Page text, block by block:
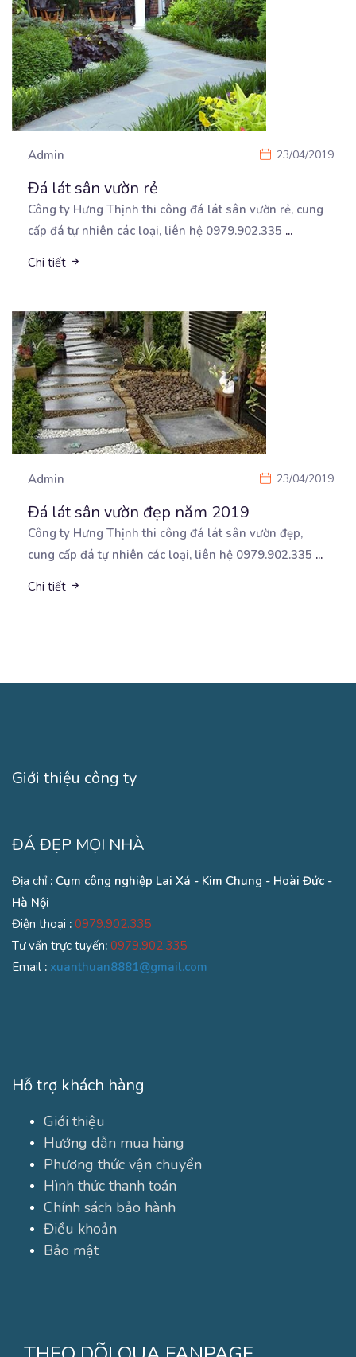
Admin 23/04/2019
Đá lát sân vườn rẻ
Công ty Hưng Thịnh thi công đá lát sân vườn rẻ, cung
cấp đá tự nhiên các loại, liên hệ 0979.902.335 ...
Chi tiết
Admin 23/04/2019
Đá lát sân vườn đẹp năm 2019
Công ty Hưng Thịnh thi công đá lát sân vườn đẹp,
cung cấp đá tự nhiên các loại, liên hệ 0979.902.335 ...
Chi tiết
Giới thiệu công ty
ĐÁ ĐẸP MỌI NHÀ
Địa chỉ : Cụm công nghiệp Lai Xá - Kim Chung - Hoài Đức -
Hà Nội
Điện thoại : 0979.902.335
Tư vấn trực tuyến: 0979.902.335
Email : xuanthuan8881@gmail.com
Hỗ trợ khách hàng
Giới thiệu
Hướng dẫn mua hàng
Phương thức vận chuyển
Hình thức thanh toán
Chính sách bảo hành
Điều khoản
Bảo mật